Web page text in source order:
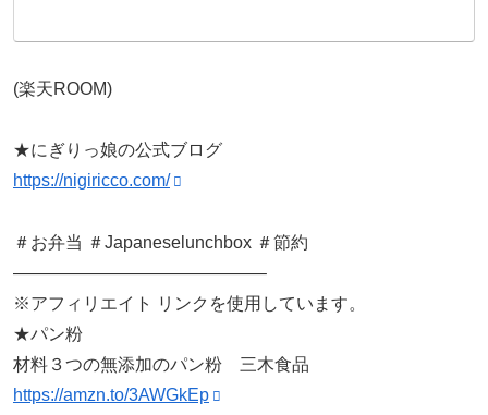
(楽天ROOM)
★にぎりっ娘の公式ブログ
https://nigiricco.com/
＃お弁当 ＃Japaneselunchbox ＃節約
——————————————–
※アフィリエイト リンクを使用しています。
★パン粉
材料３つの無添加のパン粉 三木食品
https://amzn.to/3AWGkEp